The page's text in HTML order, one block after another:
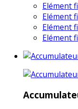
Elément
Elément
Elément
Elément